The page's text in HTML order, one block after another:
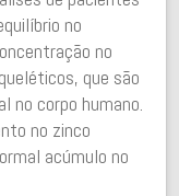
no
no
que são
no corpo humano.
no zinco
acúmulo no